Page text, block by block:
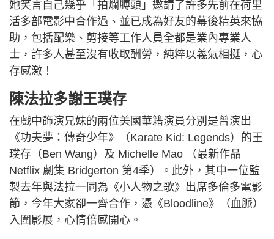
她笑言自己幾乎「拍爛膊頭」邀請了許多先前在荷里
活多部電影中合作過、並已成為好友的幕後精英來協
助，包括配樂、剪接等工作人員全都是業內專業人
士，許多人甚至沒有收取酬勞，純粹以義氣相挺，心
存感激！
陳法拉多謝王璞存
在戲中飾演兄妹的兩位美國華籍演員分別是曾演出
《功夫夢：傳奇少年》（Karate Kid: Legends）的王
璞存（Ben Wang）及 Michelle Mao （最新作品
Netflix 劇集 Bridgerton 第4季）。此外，其中一位監
製去年與法拉一同為《小人物之歌》出席多倫多電影
節，今年大家卻一齊合作，憑《Bloodline》（血脈）
入圍影展，心情倍感開心。